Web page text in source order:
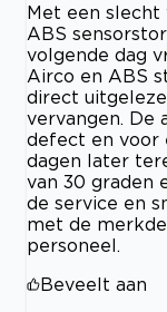
Met een
ABS
volgende dag
Airco en ABS
direct
vervangen. De
defect en voor
dagen later
van 30 graden
de service en
met de
personeel.
Beveelt aan